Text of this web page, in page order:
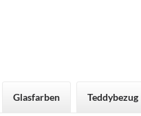
Glasfarben Teddybezug